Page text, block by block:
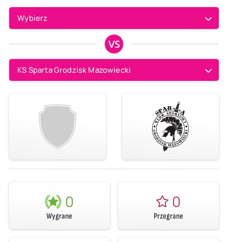
Wybierz
VS
KS Sparta Grodzisk Mazowiecki
0
Wygrane
0
Przegrane